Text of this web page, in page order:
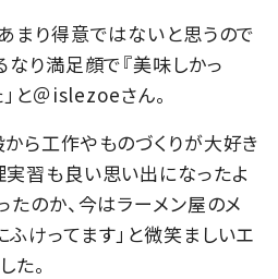
まり得意ではないと思うので
なり満足顔で『美味しかっ
」と＠islezoeさん。
ら工作やものづくりが大好き
実習も良い思い出になったよ
たのか、今はラーメン屋のメ
けってます」と微笑ましいエ
た。